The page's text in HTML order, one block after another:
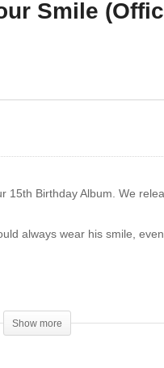
Michel KINGUE feat
Smile
Birthday Album. We
always wear his smile,
w​…
Show more